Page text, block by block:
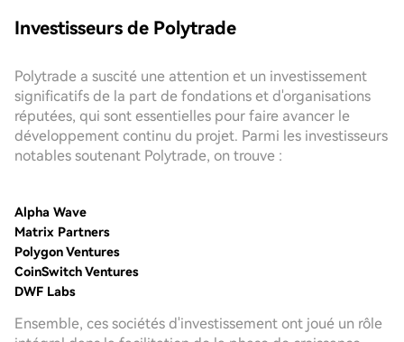
Investisseurs de Polytrade
Polytrade a suscité une attention et un investissement
significatifs de la part de fondations et d'organisations
réputées, qui sont essentielles pour faire avancer le
développement continu du projet. Parmi les investisseurs
notables soutenant Polytrade, on trouve :
Alpha Wave
Matrix Partners
Polygon Ventures
CoinSwitch Ventures
DWF Labs
Ensemble, ces sociétés d'investissement ont joué un rôle